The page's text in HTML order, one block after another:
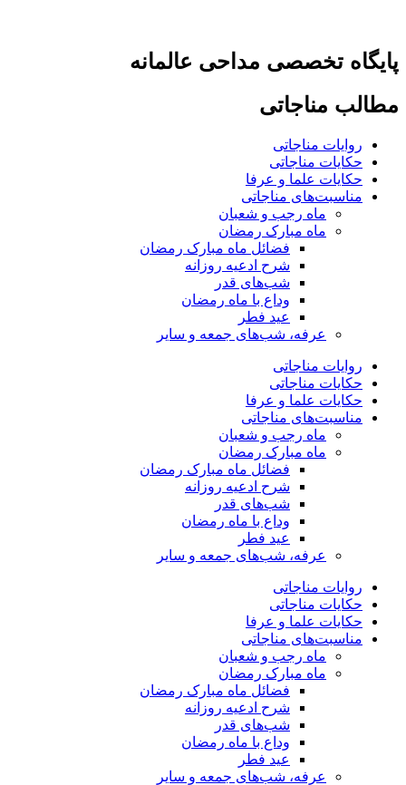
محتوا
پایگاه تخصصی مداحی عالمانه
مطالب مناجاتی
روایات مناجاتی
حکایات مناجاتی
حکایات علما و عرفا
مناسبت‌های مناجاتی
ماه رجب و شعبان
ماه مبارک رمضان
فضائل ماه مبارک رمضان
شرح ادعیه روزانه
شب‌های قدر
وداع با ماه رمضان
عید فطر
عرفه، شب‌های جمعه و سایر
روایات مناجاتی
حکایات مناجاتی
حکایات علما و عرفا
مناسبت‌های مناجاتی
ماه رجب و شعبان
ماه مبارک رمضان
فضائل ماه مبارک رمضان
شرح ادعیه روزانه
شب‌های قدر
وداع با ماه رمضان
عید فطر
عرفه، شب‌های جمعه و سایر
روایات مناجاتی
حکایات مناجاتی
حکایات علما و عرفا
مناسبت‌های مناجاتی
ماه رجب و شعبان
ماه مبارک رمضان
فضائل ماه مبارک رمضان
شرح ادعیه روزانه
شب‌های قدر
وداع با ماه رمضان
عید فطر
عرفه، شب‌های جمعه و سایر